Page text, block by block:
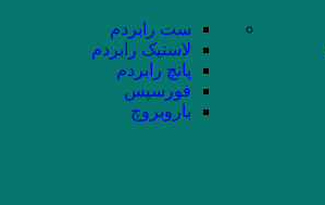
ست رابردم
لاستیک رابردم
پانچ رابردم
فورسپس
باروبروچ